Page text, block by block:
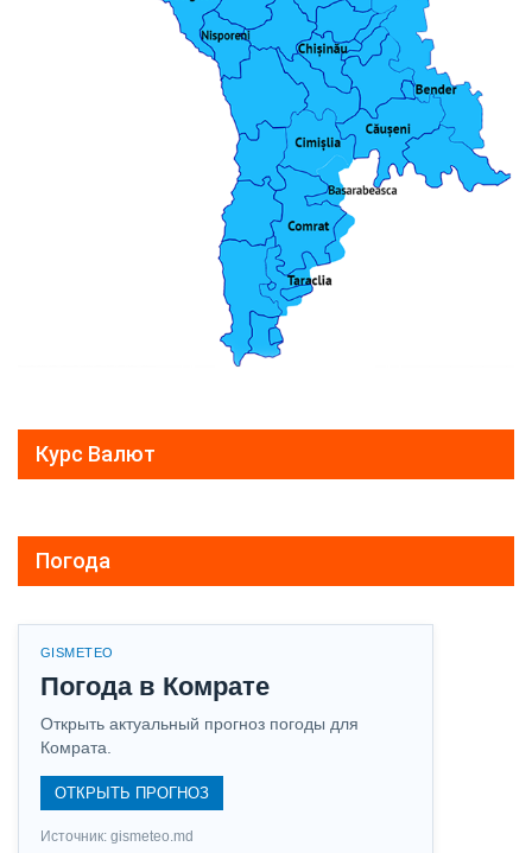
Курс Валют
Погода
GISMETEO
Погода в Комрате
Открыть актуальный прогноз погоды для
Комрата.
ОТКРЫТЬ ПРОГНОЗ
Источник: gismeteo.md